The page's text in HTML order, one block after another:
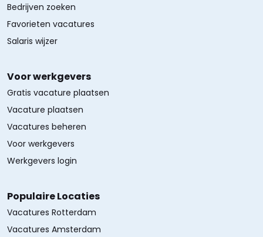
Bedrijven zoeken
Favorieten vacatures
Salaris wijzer
Voor werkgevers
Gratis vacature plaatsen
Vacature plaatsen
Vacatures beheren
Voor werkgevers
Werkgevers login
Populaire Locaties
Vacatures Rotterdam
Vacatures Amsterdam